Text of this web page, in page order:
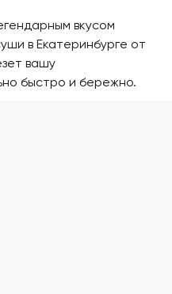
вкусом
в Екатеринбурге от
вашу
быстро и бережно.